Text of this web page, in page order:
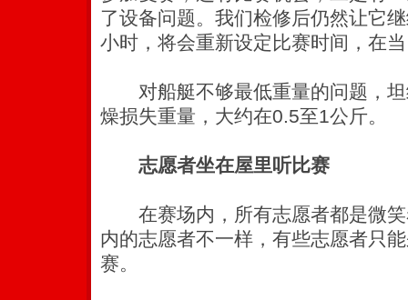
了设备问题。我们检修后仍然让它
小时，将会重新设定比赛时间，在
对船艇不够最低重量的问题，坦
燥损失重量，大约在0.5至1公斤。
志愿者坐在屋里听比赛
在赛场内，所有志愿者都是微笑
内的志愿者不一样，有些志愿者只
赛。